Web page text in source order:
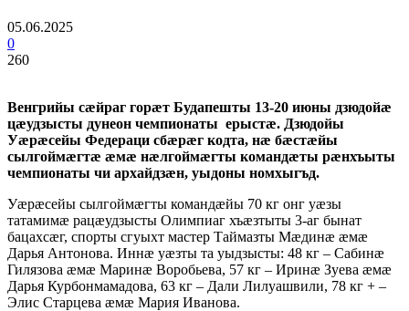
05.06.2025
0
260
Венгрийы сæйраг горæт Будапешты 13-20 июны дзюдойæ
цæудзысты дунеон чемпионаты ерыстæ. Дзюдойы
Уæрæсейы Федераци сбæрæг кодта, нæ бæстæйы
сылгоймæгтæ æмæ нæлгоймæгты командæты рæнхъыты
чемпионаты чи архайдзæн, уыдоны номхыгъд.
Уæрæсейы сылгоймæгты командæйы 70 кг онг уæзы
татамимæ рацæудзысты Олимпиаг хъæзтыты 3-аг бынат
бацахсæг, спорты сгуыхт мастер Таймазты Мæдинæ æмæ
Дарья Антонова. Иннæ уæзты та уыдзысты: 48 кг – Сабинæ
Гилязова æмæ Маринæ Воробьева, 57 кг – Иринæ Зуева æмæ
Дарья Курбонмамадова, 63 кг – Дали Лилуашвили, 78 кг + –
Элис Старцева æмæ Мария Иванова.